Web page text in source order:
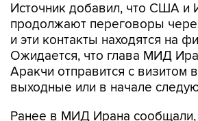
Источник добавил, что США и
продолжают переговоры
и эти контакты находятся на
Ожидается, что глава МИД
Аракчи отправится с визитом
выходные или в начале
Ранее в МИД Ирана сообщали,